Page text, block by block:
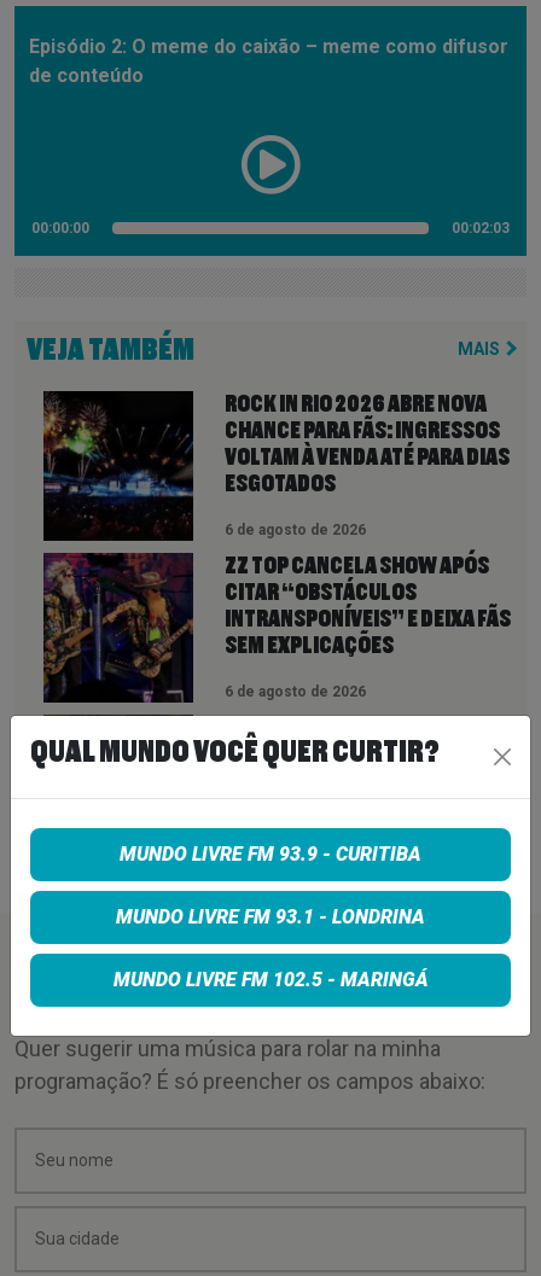
Episódio 2: O meme do caixão – meme como difusor
de conteúdo
00:00:00 00:02:03
VEJA TAMBÉM MAIS
ROCK IN RIO 2026 ABRE NOVA
CHANCE PARA FÃS: INGRESSOS
VOLTAM À VENDA ATÉ PARA DIAS
ESGOTADOS
6 de agosto de 2026
ZZ TOP CANCELA SHOW APÓS
CITAR “OBSTÁCULOS
INTRANSPONÍVEIS” E DEIXA FÃS
SEM EXPLICAÇÕES
6 de agosto de 2026
QUEENS OF THE STONE AGE CRIA
LINHA TELEFÔNICA PARA OUVIR
DIZ QUE “NENHUMA LAMÚRIA É
PEQUENA DEMAIS”
6 de agosto de 2026
PEÇA SUA MÚSICA
Quer sugerir uma música para rolar na minha
programação? É só preencher os campos abaixo:
QUAL MUNDO VOCÊ QUER CURTIR?
MUNDO LIVRE FM 93.9 - CURITIBA
MUNDO LIVRE FM 93.1 - LONDRINA
MUNDO LIVRE FM 102.5 - MARINGÁ